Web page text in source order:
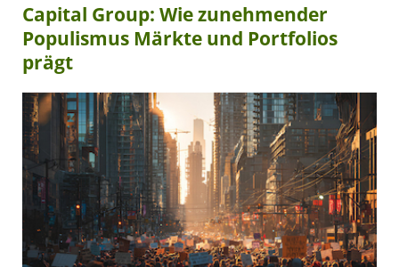
Capital Group: Wie zunehmender
Populismus Märkte und Portfolios
prägt